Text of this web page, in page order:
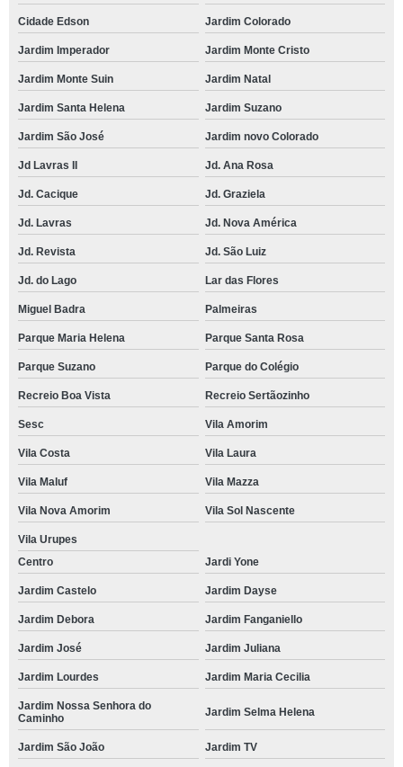
Cidade Edson Jardim Colorado
Jardim Imperador Jardim Monte Cristo
Jardim Monte Suin Jardim Natal
Jardim Santa Helena Jardim Suzano
Jardim São José Jardim novo Colorado
Jd Lavras II Jd. Ana Rosa
Jd. Cacique Jd. Graziela
Jd. Lavras Jd. Nova América
Jd. Revista Jd. São Luiz
Jd. do Lago Lar das Flores
Miguel Badra Palmeiras
Parque Maria Helena Parque Santa Rosa
Parque Suzano Parque do Colégio
Recreio Boa Vista Recreio Sertãozinho
Sesc Vila Amorim
Vila Costa Vila Laura
Vila Maluf Vila Mazza
Vila Nova Amorim Vila Sol Nascente
Vila Urupes
Centro
Jardi Yone
Jardim Castelo Jardim Dayse
Jardim Debora Jardim Fanganiello
Jardim José Jardim Juliana
Jardim Lourdes Jardim Maria Cecilia
Jardim Nossa Senhora do
Caminho
Jardim Selma Helena
Jardim São João Jardim TV